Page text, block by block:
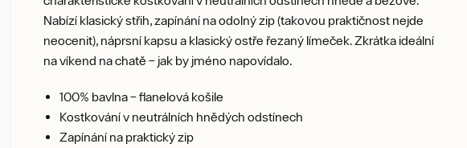
Nabízí klasický střih, zapínání na odolný zip (takovou praktičnost nejde
neocenit), náprsní kapsu a klasický ostře řezaný límeček. Zkrátka ideální
na víkend na chatě – jak by jméno napovídalo.
100% bavlna – flanelová košile
Kostkování v neutrálních hnědých odstínech
Zapínání na praktický zip